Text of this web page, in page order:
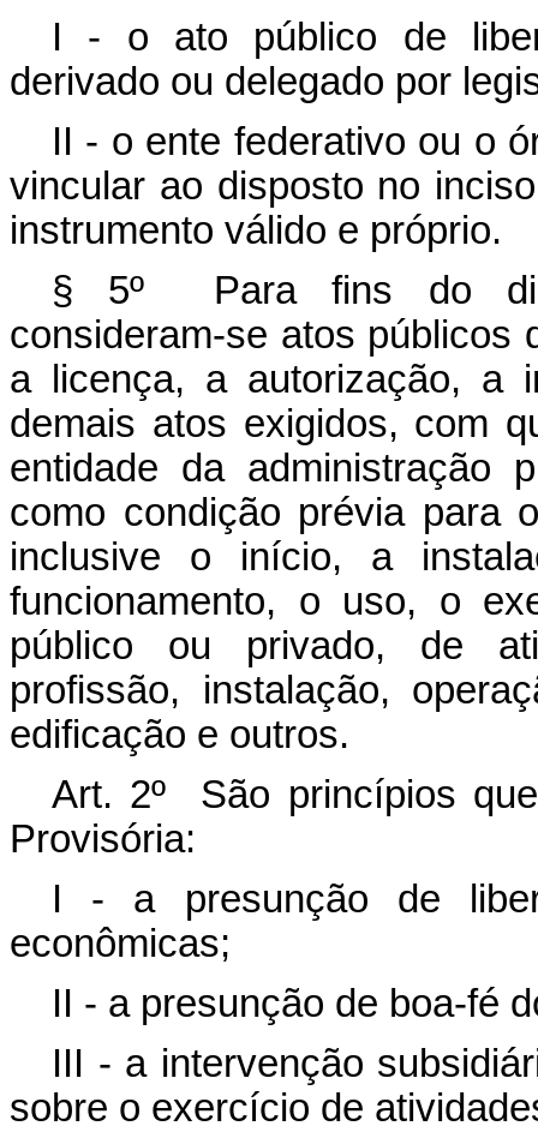
I - o ato público de
derivado ou delegado por
II - o ente federativo ou o
vincular ao disposto no
instrumento válido e próprio.
§ 5º Para fins do
consideram-se atos públicos
a licença, a autorização, a
demais atos exigidos, com
entidade da administração
como condição prévia para
inclusive o início, a
funcionamento, o uso, o
público ou privado, de
profissão, instalação,
edificação e outros.
Art. 2º São princípios
Provisória:
I - a presunção de
econômicas;
II - a presunção de boa-fé
III - a intervenção
sobre o exercício de